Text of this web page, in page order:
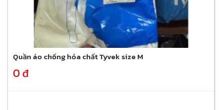
Quần áo chống hóa chất Tyvek size M
0 đ